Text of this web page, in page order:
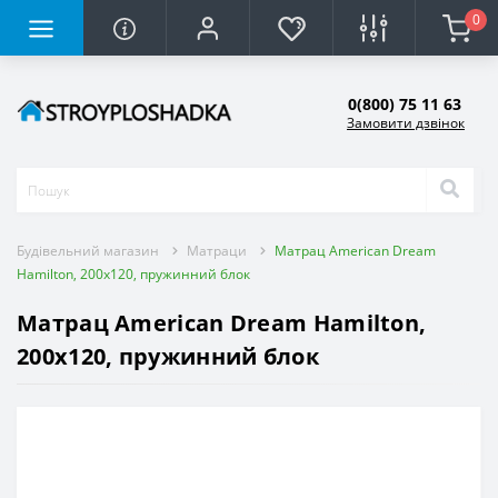
0
0(800) 75 11 63
Замовити дзвінок
Будівельний магазин Матраци
Матрац American Dream
Hamilton, 200x120, пружинний блок
Матрац American Dream Hamilton,
200x120, пружинний блок